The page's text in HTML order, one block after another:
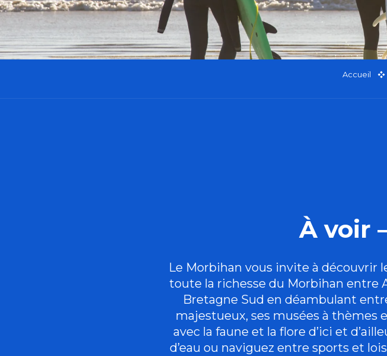
Accueil
À voir
Le Morbihan vous invite à découvrir
toute la richesse du Morbihan entre
Bretagne Sud en déambulant
majestueux, ses musées à thèmes
avec la faune et la flore d’ici et
d’eau ou naviguez entre sports et